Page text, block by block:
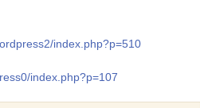
index.php?p=510
index.php?p=107